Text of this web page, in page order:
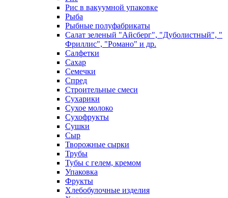
Рис в вакуумной упаковке
Рыба
Рыбные полуфабрикаты
Салат зеленый "Айсберг", "Дуболистный", "
Фриллис", "Романо" и др.
Салфетки
Сахар
Семечки
Спред
Строительные смеси
Сухарики
Сухое молоко
Сухофрукты
Сушки
Сыр
Творожные сырки
Трубы
Тубы с гелем, кремом
Упаковка
Фрукты
Хлебобулочные изделия